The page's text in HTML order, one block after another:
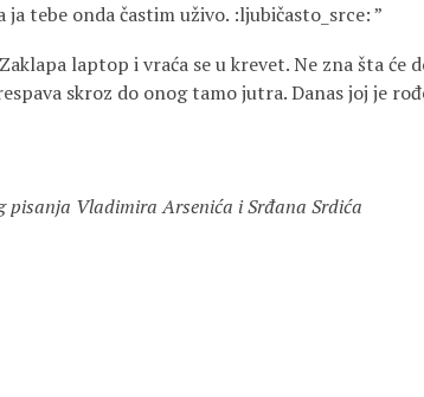
tebe onda častim uživo. :ljubičasto_srce: ”
laptop i vraća se u krevet. Ne zna šta će
skroz do onog tamo jutra. Danas joj je
Vladimira Arsenića i Srđana Srdića